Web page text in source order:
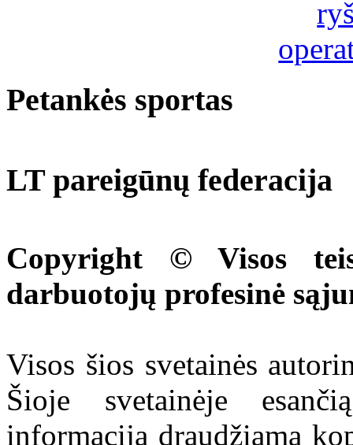
Petankės sportas
LT pareigūnų federacija
Copyright © Visos
darbuotojų profesinė
Visos šios svetainės
Šioje svetainėje
informaciją draudžiama